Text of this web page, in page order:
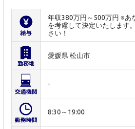
年収380万円～500万円 ※あ
を考慮して決定いたします
さい！
愛媛県 松山市
-
8:30～19:00